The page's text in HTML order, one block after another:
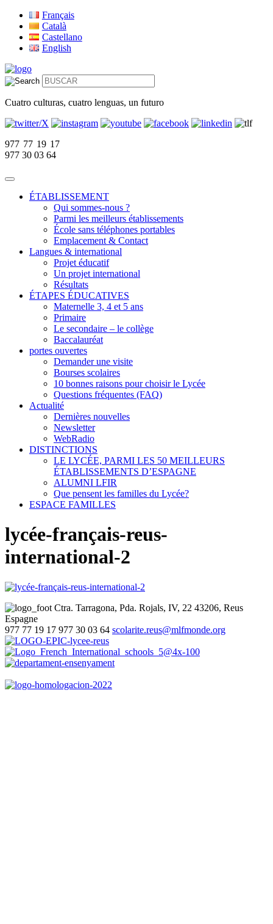
Français
Català
Castellano
English
Cuatro culturas, cuatro lenguas, un futuro
977 77 19 17
977 30 03 64
ÉTABLISSEMENT
Qui sommes-nous ?
Parmi les meilleurs établissements
École sans téléphones portables
Emplacement & Contact
Langues & international
Projet éducatif
Un projet international
Résultats
ÉTAPES ÉDUCATIVES
Maternelle 3, 4 et 5 ans
Primaire
Le secondaire – le collège
Baccalauréat
portes ouvertes
Demander une visite
Bourses scolaires
10 bonnes raisons pour choisir le Lycée
Questions fréquentes (FAQ)
Actualité
Dernières nouvelles
Newsletter
WebRadio
DISTINCTIONS
LE LYCÉE, PARMI LES 50 MEILLEURS
ÉTABLISSEMENTS D’ESPAGNE
ALUMNI LFIR
Que pensent les familles du Lycée?
ESPACE FAMILLES
lycée-français-reus-
international-2
Ctra. Tarragona, Pda. Rojals, IV, 22 43206, Reus
Espagne
977 77 19 17 977 30 03 64 scolarite.reus@mlfmonde.org